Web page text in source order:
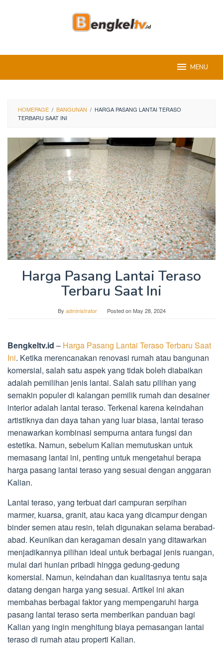
MENU
HOMEPAGE / BANGUNAN / HARGA PASANG LANTAI TERASO
TERBARU SAAT INI
Harga Pasang Lantai Teraso
Terbaru Saat Ini
By administrator Posted onMay 28, 2024
Bengkeltv.id – Harga Pasang Lantai Teraso Terbaru Saat
Ini. Ketika merencanakan renovasi rumah atau bangunan
komersial, salah satu aspek yang tidak boleh diabaikan
adalah pemilihan jenis lantai. Salah satu pilihan yang
semakin populer di kalangan pemilik rumah dan desainer
interior adalah lantai teraso. Terkenal karena keindahan
artistiknya dan daya tahan yang luar biasa, lantai teraso
menawarkan kombinasi sempurna antara fungsi dan
estetika. Namun, sebelum Kalian memutuskan untuk
memasang lantai ini, penting untuk mengetahui berapa
harga pasang lantai teraso yang sesuai dengan anggaran
Kalian.
Lantai teraso, yang terbuat dari campuran serpihan
marmer, kuarsa, granit, atau kaca yang dicampur dengan
binder semen atau resin, telah digunakan selama berabad-
abad. Keunikan dan keragaman desain yang ditawarkan
menjadikannya pilihan ideal untuk berbagai jenis ruangan,
mulai dari hunian pribadi hingga gedung-gedung
komersial. Namun, keindahan dan kualitasnya tentu saja
datang dengan harga yang sesuai. Artikel ini akan
membahas berbagai faktor yang mempengaruhi harga
pasang lantai teraso serta memberikan panduan bagi
Kalian yang ingin menghitung biaya pemasangan lantai
teraso di rumah atau properti Kalian.